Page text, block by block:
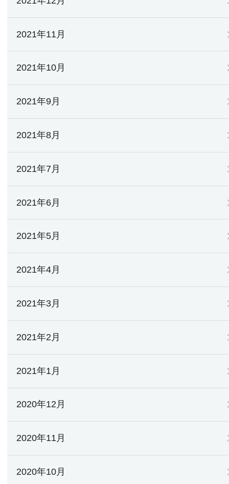
2021年11月
2021年10月
2021年9月
2021年8月
2021年7月
2021年6月
2021年5月
2021年4月
2021年3月
2021年2月
2021年1月
2020年12月
2020年11月
2020年10月